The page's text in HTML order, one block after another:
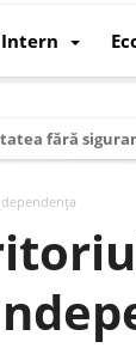
Intern
fără
atelierul
o realitate pe